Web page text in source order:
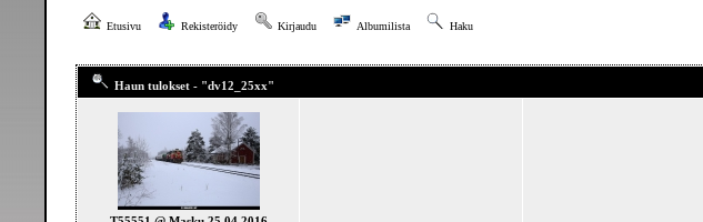
Etusivu Rekisteröidy Kirjaudu Albumilista Haku
Haun tulokset - "dv12_25xx"